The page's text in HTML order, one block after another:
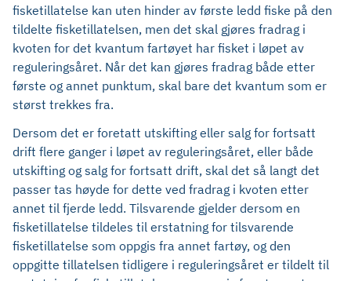
fisketillatelse kan uten hinder av første ledd fiske på den
tildelte fisketillatelsen, men det skal gjøres fradrag i
kvoten for det kvantum fartøyet har fisket i løpet av
reguleringsåret. Når det kan gjøres fradrag både etter
første og annet punktum, skal bare det kvantum som er
størst trekkes fra.
Dersom det er foretatt utskifting eller salg for fortsatt
drift flere ganger i løpet av reguleringsåret, eller både
utskifting og salg for fortsatt drift, skal det så langt det
passer tas høyde for dette ved fradrag i kvoten etter
annet til fjerde ledd. Tilsvarende gjelder dersom en
fisketillatelse tildeles til erstatning for tilsvarende
fisketillatelse som oppgis fra annet fartøy, og den
oppgitte tillatelsen tidligere i reguleringsåret er tildelt til